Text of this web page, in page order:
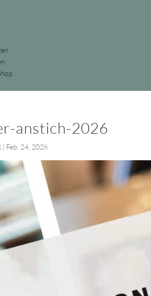
anstich-2026
| Feb. 24, 2026